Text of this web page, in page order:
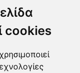
cookies